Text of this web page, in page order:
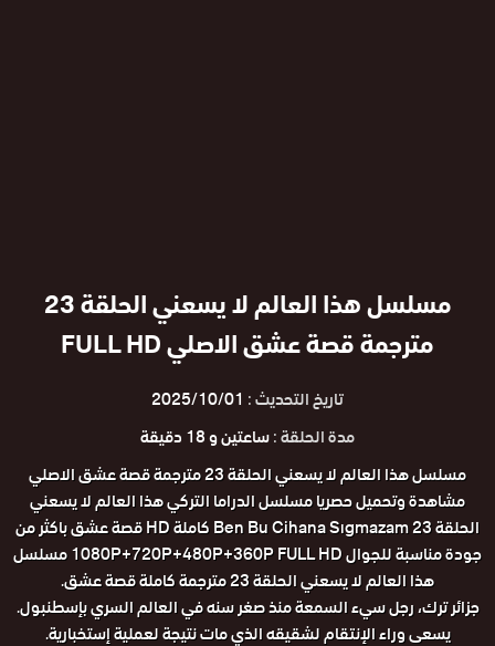
مسلسل هذا العالم لا يسعني الحلقة 23
مترجمة قصة عشق الاصلي FULL HD
تاريخ التحديث : 2025/10/01
مدة الحلقة :ساعتين و 18 دقيقة
مسلسل هذا العالم لا يسعني الحلقة 23 مترجمة قصة عشق الاصلي
مشاهدة وتحميل حصريا مسلسل الدراما التركي هذا العالم لا يسعني
الحلقة 23 Ben Bu Cihana Sıgmazam كاملة HD قصة عشق باكثر من
جودة مناسبة للجوال 1080P+720P+480P+360P FULL HD مسلسل
هذا العالم لا يسعني الحلقة 23 مترجمة كاملة قصة عشق.
جزائر ترك، رجل سيء السمعة منذ صغر سنه في العالم السري بإسطنبول.
يسعى وراء الإنتقام لشقيقه الذي مات نتيجة لعملية إستخبارية.